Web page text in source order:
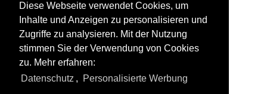
Diese Webseite verwendet Cookies, um
Inhalte und Anzeigen zu personalisieren und
Zugriffe zu analysieren. Mit der Nutzung
stimmen Sie der Verwendung von Cookies
zu. Mehr erfahren:
Datenschutz , Personalisierte Werbung